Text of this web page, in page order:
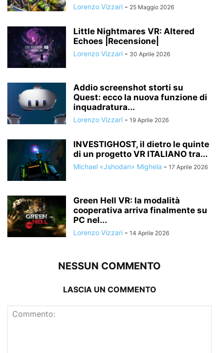
Lorenzo Vizzari - 25 Maggio 2026
Little Nightmares VR: Altered
Echoes |Recensione|
Lorenzo Vizzari - 30 Aprile 2026
Addio screenshot storti su
Quest: ecco la nuova funzione di
inquadratura...
Lorenzo Vizzari - 19 Aprile 2026
INVESTIGHOST, il dietro le quinte
di un progetto VR ITALIANO tra...
Michael «Jshodan» Mighela - 17 Aprile 2026
Green Hell VR: la modalità
cooperativa arriva finalmente su
PC nel...
Lorenzo Vizzari - 14 Aprile 2026
NESSUN COMMENTO
LASCIA UN COMMENTO